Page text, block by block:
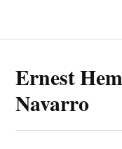
Ernest
Navarro